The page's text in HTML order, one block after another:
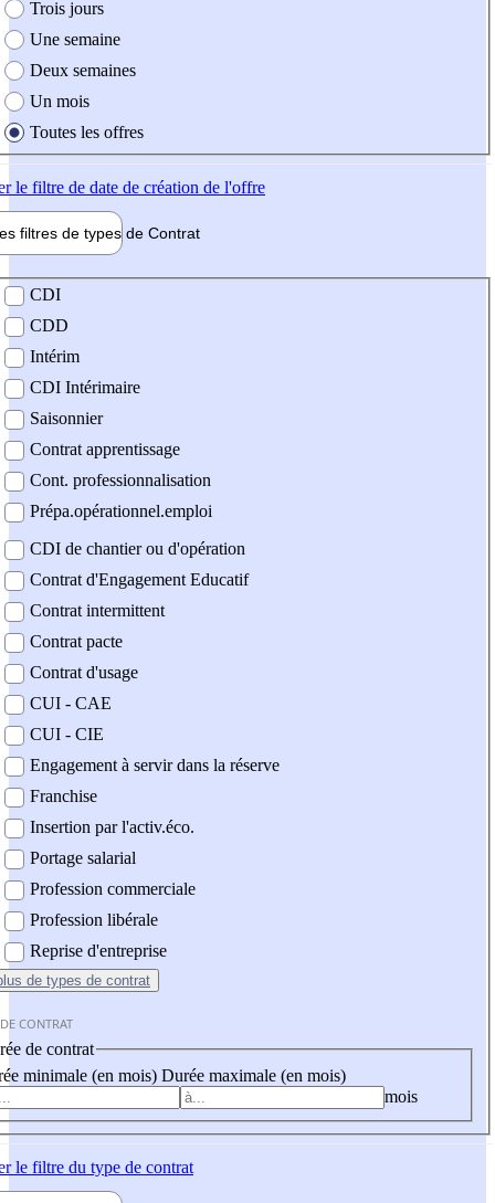
Trois jours
Une semaine
Deux semaines
Un mois
Toutes les offres
le filtre de date de création de l'offre
filtres de types de Contrat
contrat
CDI
CDD
Intérim
CDI Intérimaire
Saisonnier
Contrat apprentissage
Cont. professionnalisation
Prépa.opérationnel.emploi
CDI de chantier ou d'opération
Contrat d'Engagement Educatif
Contrat intermittent
Contrat pacte
Contrat d'usage
CUI - CAE
CUI - CIE
Engagement à servir dans la réserve
Franchise
Insertion par l'activ.éco.
Portage salarial
Profession commerciale
Profession libérale
Reprise d'entreprise
de types de contrat
CONTRAT
de contrat
minimale (en mois) Durée maximale (en mois)
mois
le filtre du type de contrat